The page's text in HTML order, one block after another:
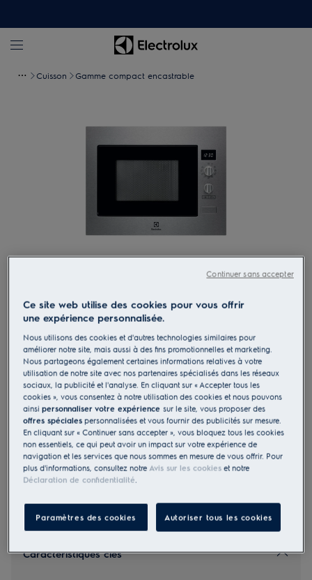
Cuisson Gamme compact encastrable
LMS6344MMX
Micro-ondes Encastrable 1000 W
849,99 €
Les consignes de sécurité et les avertissements de sécurité
conformément à la réglementation européenne 2023/988
sont énumérés dans les chapitres 1 et 2 du manuel
d'utilisation. Pour utiliser le produit en toute sécurité, il
convient de lire l'intégralité du manuel d'utilisation.
Caractéristiques clés
Ce site web utilise des cookies pour vous offrir
une expérience personnalisée.
Nous utilisons des cookies et d'autres technologies similaires pour
améliorer notre site, mais aussi à des fins promotionnelles et marketing.
Nous partageons également certaines informations relatives à votre
utilisation de notre site avec nos partenaires spécialisés dans les réseaux
sociaux, la publicité et l'analyse. En cliquant sur « Accepter tous les
cookies », vous consentez à notre utilisation des cookies et nous pouvons
ainsipersonnaliser votre expériencesur le site, vous proposer des
offres spéciales personnalisées et vous fournir des publicités sur mesure.
En cliquant sur « Continuer sans accepter », vous bloquez tous les cookies
non essentiels, ce qui peut avoir un impact sur votre expérience de
navigation et les services que nous sommes en mesure de vous offrir. Pour
plus d'informations, consultez notre Avis sur les cookies et notre
Déclaration de confidentialité.
Paramètres des cookies Autoriser tous les cookies
Continuer sans accepter